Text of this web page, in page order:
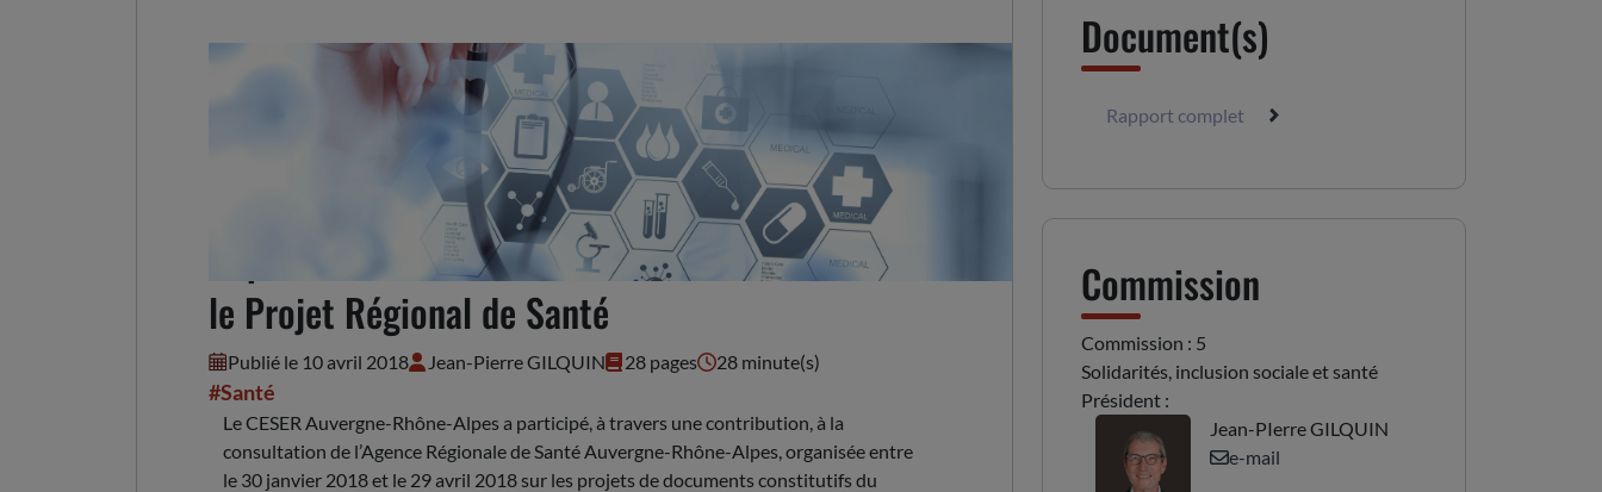
Réponse du CESER à la consultation de l'ARS sur
le Projet Régional de Santé
Publié le 10 avril 2018 Jean-Pierre GILQUIN 28 pages 28 minute(s)
#Santé
Le CESER Auvergne-Rhône-Alpes a participé, à travers une contribution, à la
consultation de l’Agence Régionale de Santé Auvergne-Rhône-Alpes, organisée entre
le 30 janvier 2018 et le 29 avril 2018 sur les projets de documents constitutifs du
Document(s)
Rapport complet
Commission
Commission : 5
Solidarités, inclusion sociale et santé
Président :
Jean-PIerre GILQUIN
e-mail